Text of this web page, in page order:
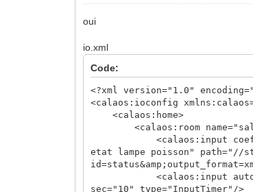
oui
io.xml
Code:
<?xml version="1.0"
<calaos:ioconfig
<calaos:home>
<calaos:room
<calaos:input coeff_a="1"
etat lampe poisson" path="//
<calaos:input
sec="10" type="InputTimer"/>